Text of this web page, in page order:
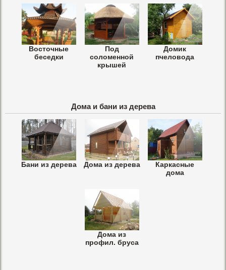
Восточные
беседки
Под
соломенной
крышей
Домик
пчеловода
Дома и бани из дерева
Бани из дерева Дома из дерева
Каркасные
дома
Дома из
профил. бруса